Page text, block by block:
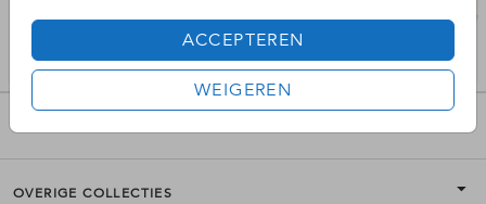
ACCEPTEREN
WEIGEREN
OVERIGE COLLECTIES